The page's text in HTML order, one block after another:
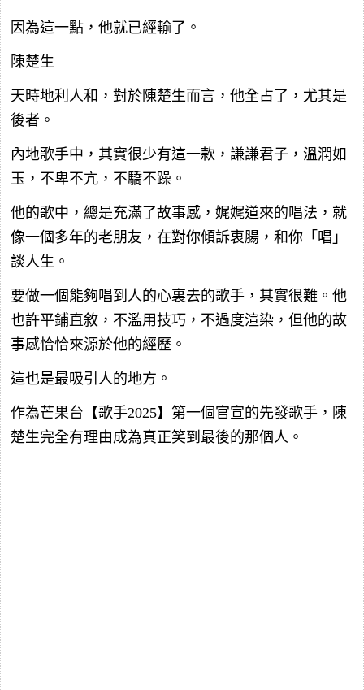
因為這一點，他就已經輸了。
陳楚生
天時地利人和，對於陳楚生而言，他全占了，尤其是
後者。
內地歌手中，其實很少有這一款，謙謙君子，溫潤如
玉，不卑不亢，不驕不躁。
他的歌中，總是充滿了故事感，娓娓道來的唱法，就
像一個多年的老朋友，在對你傾訴衷腸，和你「唱」
談人生。
要做一個能夠唱到人的心裏去的歌手，其實很難。他
也許平鋪直敘，不濫用技巧，不過度渲染，但他的故
事感恰恰來源於他的經歷。
這也是最吸引人的地方。
作為芒果台【歌手2025】第一個官宣的先發歌手，陳
楚生完全有理由成為真正笑到最後的那個人。